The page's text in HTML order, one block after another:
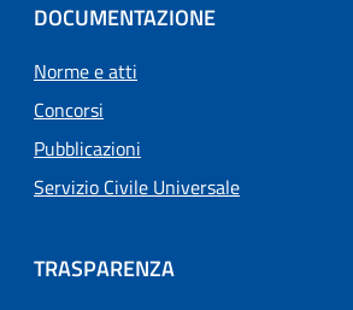
DOCUMENTAZIONE
Norme e atti
Concorsi
Pubblicazioni
Servizio Civile Universale
TRASPARENZA